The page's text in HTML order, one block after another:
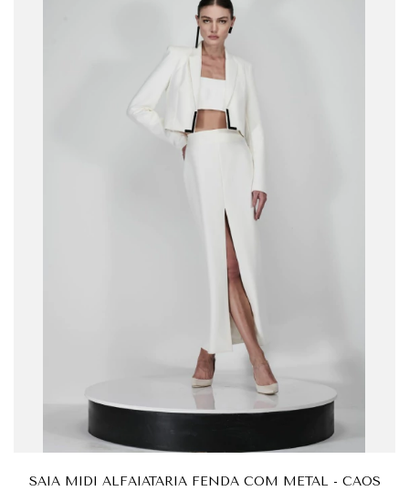
SAIA MIDI ALFAIATARIA FENDA COM METAL - CAOS